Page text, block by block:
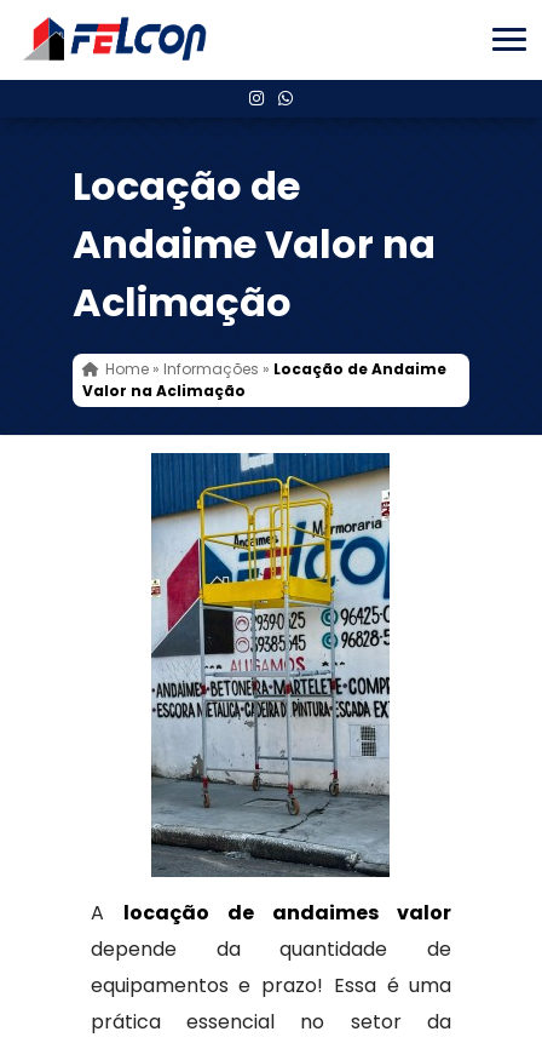
Locação de
Andaime Valor na
Aclimação
Home» Informações » Locação de Andaime
Valor na Aclimação
A locação de andaimes valor
depende da quantidade de
equipamentos e prazo! Essa é uma
prática essencial no setor da